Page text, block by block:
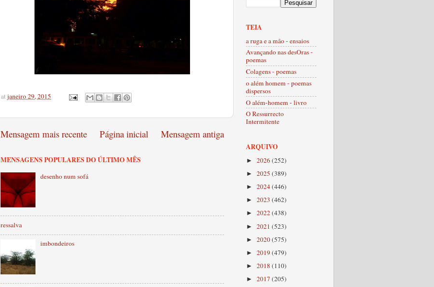
atjaneiro 29, 2015
Mensagem mais recente Mensagem antiga
Página inicial
MENSAGENS POPULARES DO ÚLTIMO MÊS
desenho num sofá
ressalva
imbondeiros
TEIA
a ruga e a mão - ensaios
Avançando nas desOras -
poemas
Colagens - poemas
o além homem - poemas
dispersos
O além-homem - livro
O Ressurrecto
Intermitente
ARQUIVO
► 2026(252)
► 2025 (389)
► 2024(446)
► 2023 (462)
► 2022(438)
► 2021 (523)
► 2020(575)
► 2019(479)
► 2018 (110)
► 2017 (205)